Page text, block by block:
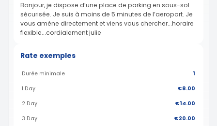
Bonjour, je dispose d’une place de parking en sous-sol
sécurisée. Je suis à moins de 5 minutes de l’aeroport. Je
vous amène directement et viens vous chercher...horaire
flexible...cordialement julie
Rate exemples
Durée minimale 1
1 Day €8.00
2 Day €14.00
3 Day €20.00